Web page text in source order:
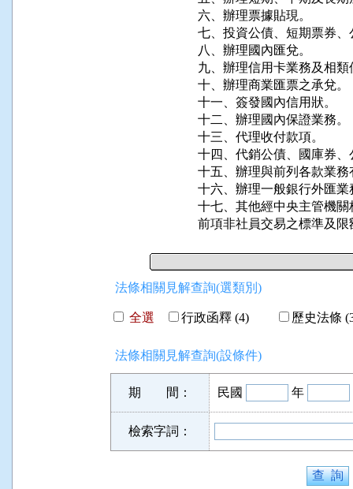
六、辦理票據貼現。
七、投資公債、短期票券
八、辦理國內匯兌。
九、辦理信用卡業務及相類
十、辦理商業匯票之承兌。
十一、簽發國內信用狀。
十二、辦理國內保證業務。
十三、代理收付款項。
十四、代銷公債、國庫券
十五、辦理與前列各款業
十六、辦理一般銀行外匯業
十七、其他經中央主管機
前項非社員交易之標準及
法條相關見解查詢(選類別)
全選 行政函釋 (4) 歷史法條
法條相關見解查詢(設條件)
期 間： 民國 年
檢索字詞：